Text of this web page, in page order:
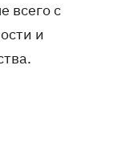
всего с
и